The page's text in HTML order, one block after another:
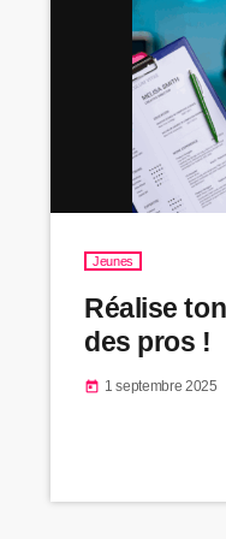
Jeunes
Réalise
des pros !
today 1 septembre 2025